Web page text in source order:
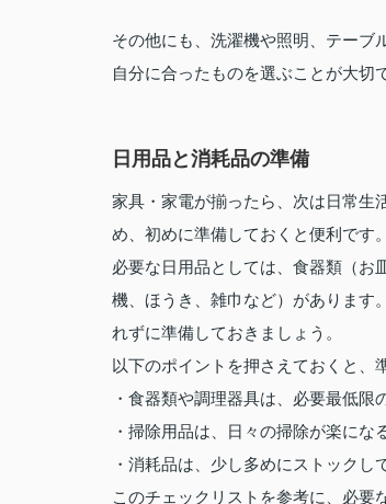
その他にも、洗濯機や照明、テーブ
自分に合ったものを選ぶことが大切
日用品と消耗品の準備
家具・家電が揃ったら、次は日常生
め、初めに準備しておくと便利です。
必要な日用品としては、食器類（お
機、ほうき、雑巾など）があります
れずに準備しておきましょう。
以下のポイントを押さえておくと、
・食器類や調理器具は、必要最低限
・掃除用品は、日々の掃除が楽にな
・消耗品は、少し多めにストックし
このチェックリストを参考に、必要